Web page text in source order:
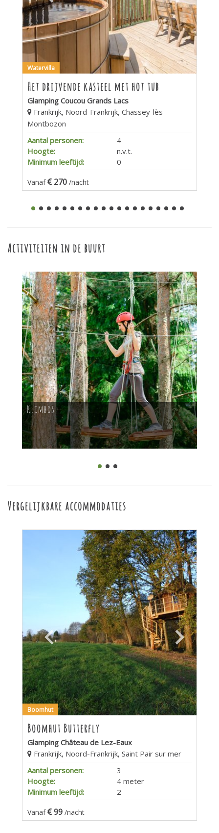
Watervilla
Het drijvende kasteel met hot tub
Glamping Coucou Grands Lacs
Frankrijk, Noord-Frankrijk, Chassey-lès-
Montbozon
Aantal personen:
4
Hoogte:
n.v.t.
Minimum leeftijd:
0
Vanaf 270 /nacht
Activiteiten in de buurt
Klimbos
Vergelijkbare accommodaties
Boomhut
Boomhut Butterfly
Glamping Château de Lez-Eaux
Frankrijk, Noord-Frankrijk, Saint Pair sur mer
Aantal personen:
3
Hoogte:
4 meter
Minimum leeftijd:
2
Vanaf 99 /nacht